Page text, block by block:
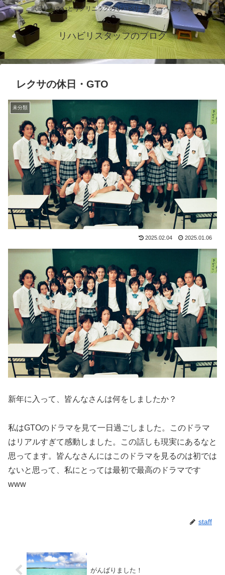
武蔵村山さいとうクリニックのリハビリセンターへようこそ
リハビリスタッフのブログ
レクサの休日・GTO
未分類
2025.02.04 2025.01.06
新年に入って、皆んなさんは何をしましたか？
私はGTOのドラマを見て一日過ごしました。このドラマ
はリアルすぎて感動しました。この話しも現実にあるなと
思ってます。皆んなさんにはこのドラマを見るのは初では
ないと思って、私にとっては最初で最高のドラマです
www
staff
がんばりました！